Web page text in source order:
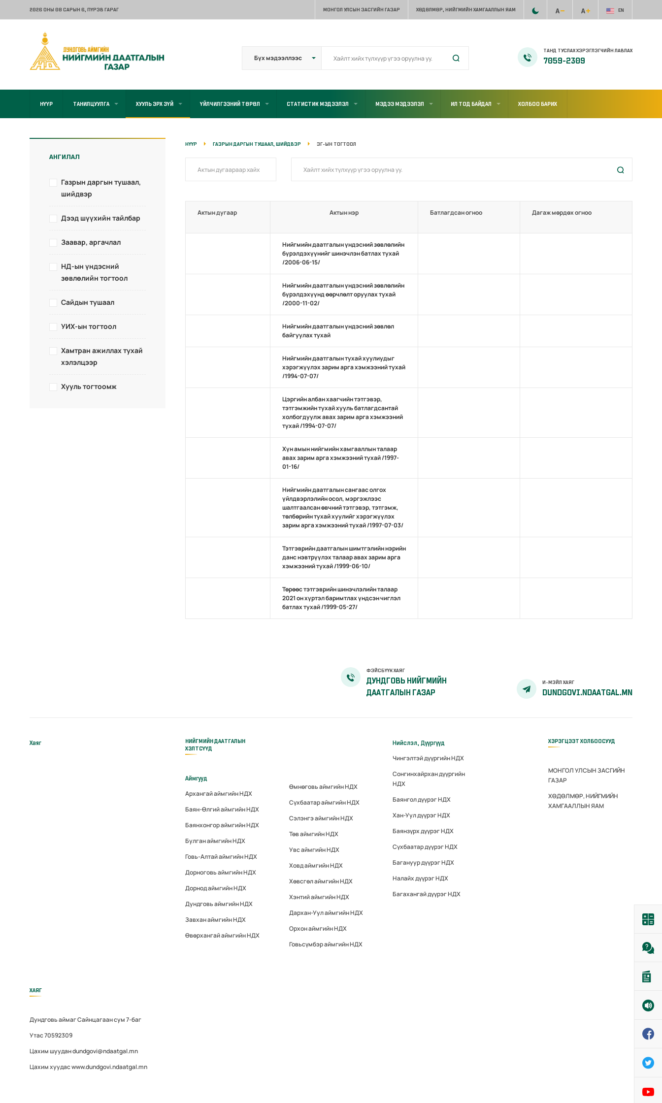
2026 ОНЫ 08 САРЫН 6, ПҮРЭВ ГАРАГ МОНГОЛ УЛСЫН ЗАСГИЙН ГАЗАР ХӨДӨЛМӨР, НИЙГМИЙН ХАМГААЛЛЫН ЯАМ EN
ТАНД ТУСЛАХ ХЭРЭГЛЭГЧИЙН ЛАВЛАХ
7059-2309
НҮҮР ТАНИЛЦУУЛГА ХУУЛЬ ЭРХ ЗҮЙ ҮЙЛЧИЛГЭЭНИЙ ТӨРӨЛ СТАТИСТИК МЭДЭЭЛЭЛ МЭДЭЭ МЭДЭЭЛЭЛ ИЛ ТОД БАЙДАЛ ХОЛБОО БАРИХ
АНГИЛАЛ
Газрын даргын тушаал,
шийдвэр
Дээд шүүхийн тайлбар
Заавар, аргачлал
НД-ын үндэсний
зөвлөлийн тогтоол
Сайдын тушаал
УИХ-ын тогтоол
Хамтран ажиллах тухай
хэлэлцээр
Хууль тогтоомж
НҮҮР ГАЗРЫН ДАРГЫН ТУШААЛ, ШИЙДВЭР ЗГ-ЫН ТОГТООЛ
Актын дугаар Актын нэр Батлагдсан огноо Дагаж мөрдөх огноо
Нийгмийн даатгалын үндэсний зөвлөлийн
бүрэлдэхүүнийг шинэчлэн батлах тухай
/2006-06-15/
Нийгмийн даатгалын үндэсний зөвлөлийн
бүрэлдэхүүнд өөрчлөлт оруулах тухай
/2000-11-02/
Нийгмийн даатгалын үндэсний зөвлөл
байгуулах тухай
Нийгмийн даатгалын тухай хуулиудыг
хэрэгжүүлэх зарим арга хэмжээний тухай
/1994-07-07/
Цэргийн албан хаагчийн тэтгэвэр,
тэтгэмжийн тухай хууль батлагдсантай
холбогдуулж авах зарим арга хэмжээний
тухай /1994-07-07/
Хүн амын нийгмийн хамгааллын талаар
авах зарим арга хэмжээний тухай /1997-
01-16/
Нийгмийн даатгалын сангаас олгох
үйлдвэрлэлийн осол, мэргэжлээс
шалтгаалсан өвчний тэтгэвэр, тэтгэмж,
төлбөрийн тухай хуулийг хэрэгжүүлэх
зарим арга хэмжээний тухай /1997-07-03/
Тэтгэврийн даатгалын шимтгэлийн нэрийн
данс нэвтрүүлэх талаар авах зарим арга
хэмжээний тухай /1999-06-10/
Төрөөс тэтгэврийн шинэчлэлийн талаар
2021 он хүртэл баримтлах үндсэн чиглэл
батлах тухай /1999-05-27/
ФЭЙСБҮҮК ХАЯГ
ДУНДГОВЬ НИЙГМИЙН
ДААТГАЛЫН ГАЗАР
И-МЭЙЛ ХАЯГ
DUNDGOVI.NDAATGAL.MN
Хаяг
ХАЯГ
Дундговь аймаг Сайнцагаан сум 7-баг
Утас 70592309
Цахим шуудан dundgovi@ndaatgal.mn
Цахим хуудас www.dundgovi.ndaatgal.mn
НИЙГМИЙН ДААТГАЛЫН
ХЭЛТСҮҮД
Аймгууд
Архангай аймгийн НДХ
Баян-Өлгий аймгийн НДХ
Баянхонгор аймгийн НДХ
Булган аймгийн НДХ
Говь-Алтай аймгийн НДХ
Дорноговь аймгийн НДХ
Дорнод аймгийн НДХ
Дундговь аймгийн НДХ
Завхан аймгийн НДХ
Өвөрхангай аймгийн НДХ
Өмнөговь аймгийн НДХ
Сүхбаатар аймгийн НДХ
Сэлэнгэ аймгийн НДХ
Төв аймгийн НДХ
Увс аймгийн НДХ
Ховд аймгийн НДХ
Хөвсгөл аймгийн НДХ
Хэнтий аймгийн НДХ
Дархан-Уул аймгийн НДХ
Орхон аймгийн НДХ
Говьсүмбэр аймгийн НДХ
Нийслэл, Дүүргүүд
Чингэлтэй дүүргийн НДХ
Сонгинхайрхан дүүргийн
НДХ
Баянгол дүүрэг НДХ
Хан-Уул дүүрэг НДХ
Баянзүрх дүүрэг НДХ
Сүхбаатар дүүрэг НДХ
Багануур дүүрэг НДХ
Налайх дүүрэг НДХ
Багахангай дүүрэг НДХ
ХЭРЭГЦЭЭТ ХОЛБООСУУД
МОНГОЛ УЛСЫН ЗАСГИЙН
ГАЗАР
ХӨДӨЛМӨР, НИЙГМИЙН
ХАМГААЛЛЫН ЯАМ